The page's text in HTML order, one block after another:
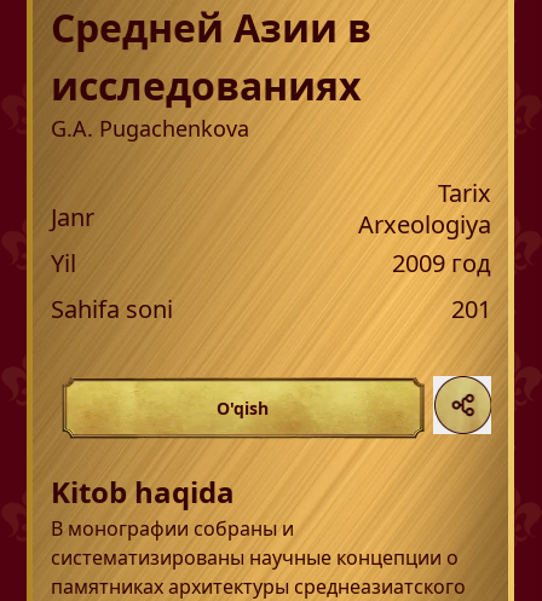
Средней Азии в
исследованиях
G.A. Pugachenkova
Janr
Tarix
Arxeologiya
Yil
2009год
Sahifa soni
201
O'qish
Kitob haqida
В монографии собраны и
систематизированы научные концепции о
памятниках архитектуры среднеазиатского